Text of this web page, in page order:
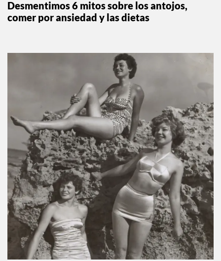
Desmentimos 6 mitos sobre los antojos,
comer por ansiedad y las dietas